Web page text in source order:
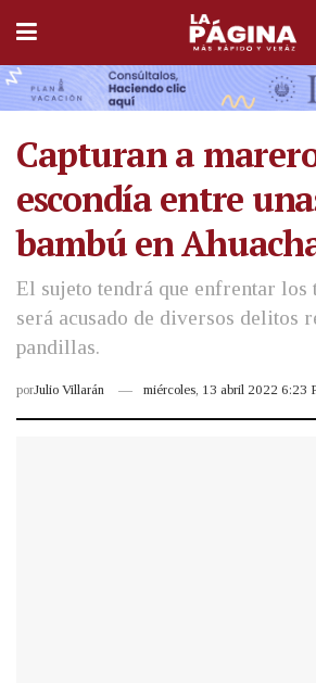
Capturan a
escondía entre
bambú en
El sujeto tendrá que enfrentar los
será acusado de diversos delitos
pandillas.
porJulio Villarán miércoles, 13 abril 2022 6:23